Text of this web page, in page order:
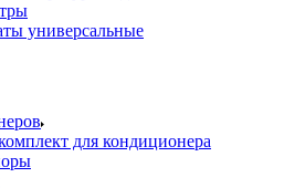
универсальные
для кондиционера